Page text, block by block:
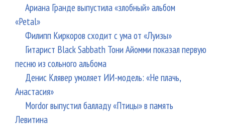
Ариана Гранде выпустила «злобный» альбом
«Petal»
Филипп Киркоров сходит с ума от «Луизы»
Гитарист Black Sabbath Тони Айомми показал первую
песню из сольного альбома
Денис Клявер умоляет ИИ-модель: «Не плачь,
Анастасия»
Mordor выпустил балладу «Птицы» в память
Левитина